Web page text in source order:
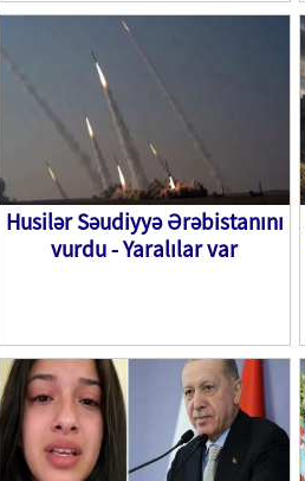
Husilər Səudiyyə Ərəbistanını
vurdu - Yaralılar var